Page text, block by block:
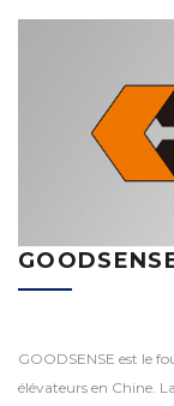
GOODSENSE est le
élévateurs en Chine.